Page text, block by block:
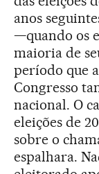
anos
—quando os
maioria de
período que
Congresso
nacional. O
eleições de
sobre o
espalhara.